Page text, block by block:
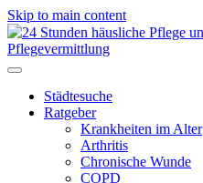
Skip to main content
Städtesuche
Ratgeber
Krankheiten im Alter
Arthritis
Chronische Wunde
COPD